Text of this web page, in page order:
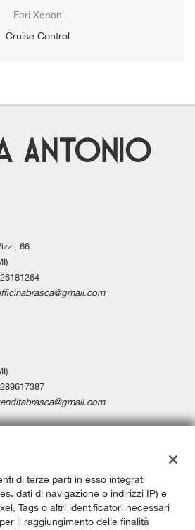
Fari Xenon
Cruise Control
66
Balsamo (MI)
di terze parti in esso integrati
dati di navigazione o indirizzi IP) e
Tags o altri identificatori necessari
il raggiungimento delle finalità